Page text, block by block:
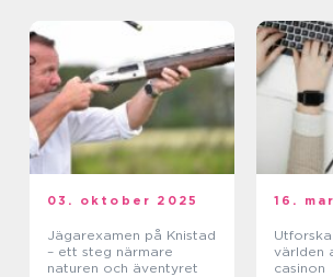
03. oktober 2025
Jägarexamen på Knistad
– ett steg närmare
naturen och äventyret
16.
världen
casinon